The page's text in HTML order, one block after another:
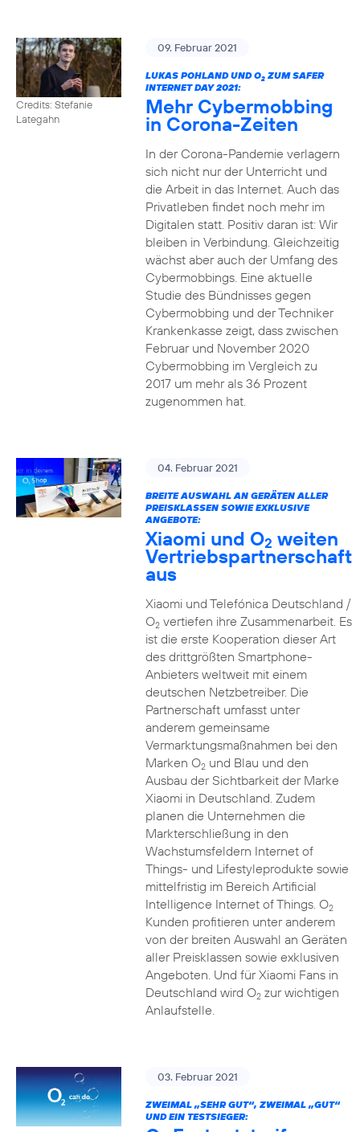
Credits: Stefanie
Lategahn
09. Februar 2021
LUKAS POHLAND UND O2ZUM SAFER
INTERNET DAY 2021:
Mehr Cybermobbing
in Corona-Zeiten
In der Corona-Pandemie verlagern
sich nicht nur der Unterricht und
die Arbeit in das Internet. Auch das
Privatleben findet noch mehr im
Digitalen statt. Positiv daran ist: Wir
bleiben in Verbindung. Gleichzeitig
wächst aber auch der Umfang des
Cybermobbings. Eine aktuelle
Studie des Bündnisses gegen
Cybermobbing und der Techniker
Krankenkasse zeigt, dass zwischen
Februar und November 2020
Cybermobbing im Vergleich zu
2017 um mehr als 36 Prozent
zugenommen hat.
04. Februar 2021
BREITE AUSWAHL AN GERÄTEN ALLER
PREISKLASSEN SOWIE EXKLUSIVE
ANGEBOTE:
Xiaomi und O2 weiten
Vertriebspartnerschaft
aus
Xiaomi und Telefónica Deutschland /
O2vertiefen ihre Zusammenarbeit. Es
ist die erste Kooperation dieser Art
des drittgrößten Smartphone-
Anbieters weltweit mit einem
deutschen Netzbetreiber. Die
Partnerschaft umfasst unter
anderem gemeinsame
Vermarktungsmaßnahmen bei den
Marken O2und Blau und den
Ausbau der Sichtbarkeit der Marke
Xiaomi in Deutschland. Zudem
planen die Unternehmen die
Markterschließung in den
Wachstumsfeldern Internet of
Things- und Lifestyleprodukte sowie
mittelfristig im Bereich Artificial
Intelligence Internet of Things. O2
Kunden profitieren unter anderem
von der breiten Auswahl an Geräten
aller Preisklassen sowie exklusiven
Angeboten. Und für Xiaomi Fans in
Deutschland wird O2zur wichtigen
Anlaufstelle.
03. Februar 2021
ZWEIMAL „SEHR GUT“, ZWEIMAL „GUT“
UND EIN TESTSIEGER: